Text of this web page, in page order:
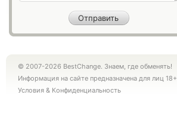
© 2007-2026 BestChange. Знаем, где обменять!
Информация на сайте предназначена для лиц 18+
Условия & Конфиденциальность